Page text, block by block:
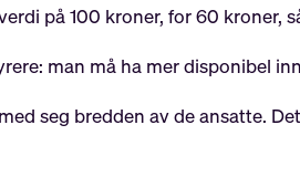
på 100 kroner, for 60
man må ha mer disponibel
seg bredden av de ansatte.